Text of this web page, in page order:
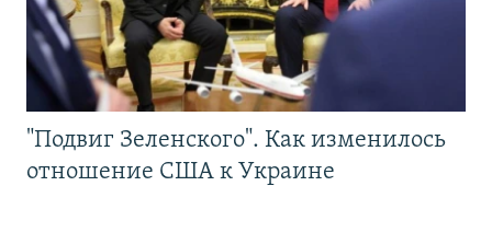
"Подвиг Зеленского". Как изменилось
отношение США к Украине